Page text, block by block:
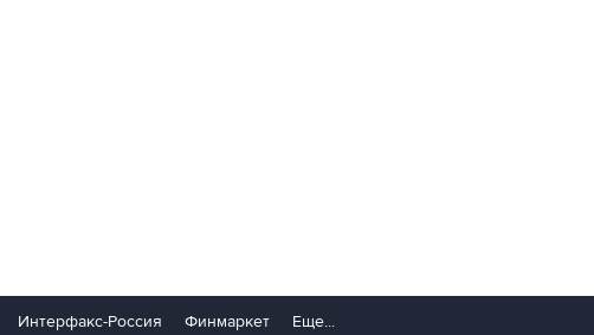
Интерфакс-Россия Финмаркет Еще...